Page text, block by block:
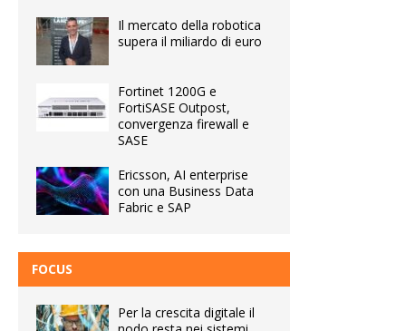
Il mercato della robotica
supera il miliardo di euro
Fortinet 1200G e
FortiSASE Outpost,
convergenza firewall e
SASE
Ericsson, AI enterprise
con una Business Data
Fabric e SAP
FOCUS
Per la crescita digitale il